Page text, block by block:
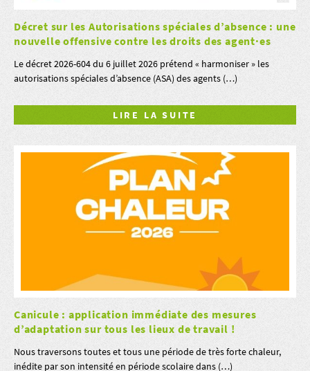
Décret sur les Autorisations spéciales d’absence : une
nouvelle offensive contre les droits des agent·es
Le décret 2026-604 du 6 juillet 2026 prétend « harmoniser » les
autorisations spéciales d’absence (ASA) des agents (…)
LIRE LA SUITE
Canicule : application immédiate des mesures
d’adaptation sur tous les lieux de travail !
Nous traversons toutes et tous une période de très forte chaleur,
inédite par son intensité en période scolaire dans (…)